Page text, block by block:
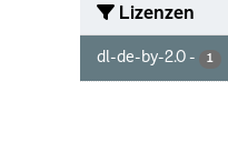
Lizenzen
dl-de-by-2.0 - 1